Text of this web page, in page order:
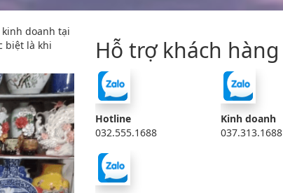
doanh tại
biệt là khi
Hỗ trợ khách hàng
Hotline
032.555.1688
Kinh doanh
037.313.1688